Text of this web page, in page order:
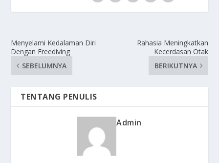
Menyelami Kedalaman Diri
Dengan Freediving
SEBELUMNYA
Rahasia Meningkatkan
Kecerdasan Otak
BERIKUTNYA
TENTANG PENULIS
Admin